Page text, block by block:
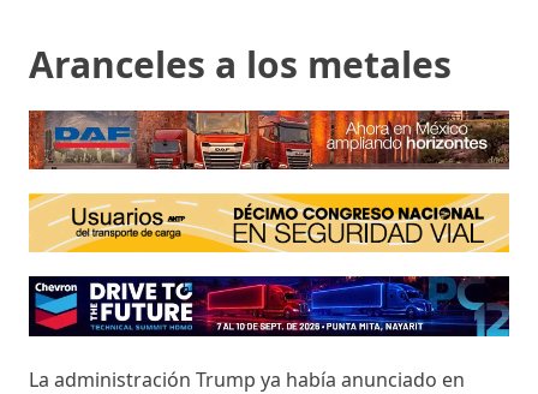
Aranceles a los metales
La administración Trump ya había anunciado en